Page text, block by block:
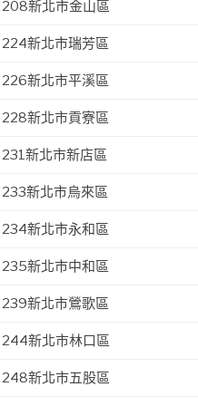
208新北市金山區
224新北市瑞芳區
226新北市平溪區
228新北市貢寮區
231新北市新店區
233新北市烏來區
234新北市永和區
235新北市中和區
239新北市鶯歌區
244新北市林口區
248新北市五股區